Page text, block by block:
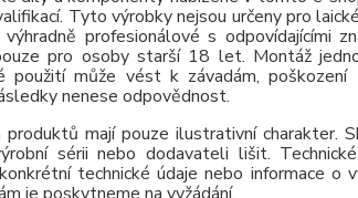
Tyto výrobky nejsou určeny pro
profesionálové s odpovídajícími
pro osoby starší 18 let. Montáž
použití může vést k závadám, poškození
nenese odpovědnost.
mají pouze ilustrativní charakter.
sérii nebo dodavateli lišit.
technické údaje nebo informace o